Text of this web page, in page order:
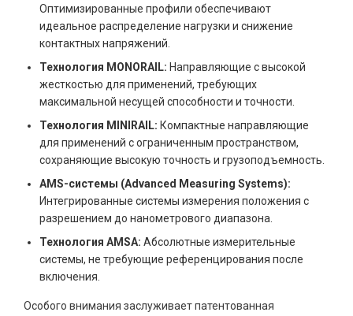
Оптимизированные профили обеспечивают
идеальное распределение нагрузки и снижение
контактных напряжений.
Технология MONORAIL: Направляющие с высокой
жесткостью для применений, требующих
максимальной несущей способности и точности.
Технология MINIRAIL: Компактные направляющие
для применений с ограниченным пространством,
сохраняющие высокую точность и грузоподъемность.
AMS-системы (Advanced Measuring Systems):
Интегрированные системы измерения положения с
разрешением до нанометрового диапазона.
Технология AMSA: Абсолютные измерительные
системы, не требующие референцирования после
включения.
Особого внимания заслуживает патентованная